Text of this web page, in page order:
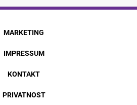
MARKETING
IMPRESSUM
KONTAKT
PRIVATNOST